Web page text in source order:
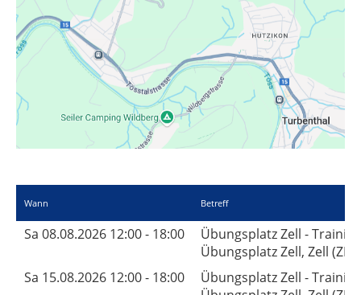
Wann Betreff
Sa 08.08.2026 12:00 - 18:00
Übungsplatz Zell -
Übungsplatz Zell, Zell (ZH)
Sa 15.08.2026 12:00 - 18:00
Übungsplatz Zell -